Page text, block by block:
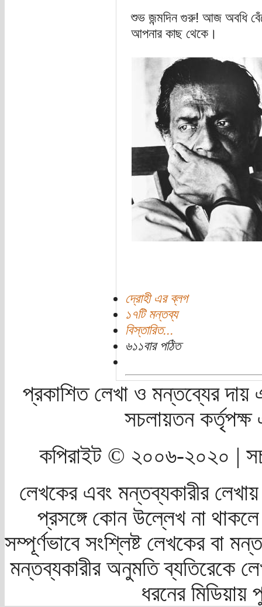
শুভ জন্মদিন গুরু! আজ অবধি
আপনার কাছ থেকে।
দ্রোহী এর ব্লগ
১৭টি মন্তব্য
বিস্তারিত...
৬১১বার পঠিত
প্রকাশিত লেখা ও মন্তব্যের দায়
সচলায়তন
কপিরাইট © ২০০৬-২০২০ |
লেখকের এবং মন্তব্যকারীর
প্রসঙ্গে কোন উল্লেখ না
সম্পূর্ণভাবে সংশ্লিষ্ট লেখকের বা
মন্তব্যকারীর অনুমতি ব্যতিরেকে
ধরনের মিডিয়ায়